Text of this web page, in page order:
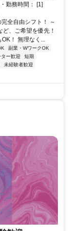
勤務時間： [1]
全自由シフト！ ～
、ご希望を優先！
OK！ 無理なく...
副業・WワークOK
ター歓迎
短期
未経験者歓迎